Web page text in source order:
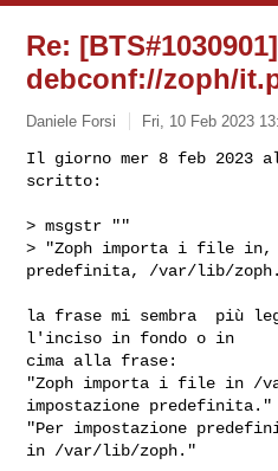
Re:
debconf://zoph/
Daniele Forsi Fri, 10 Feb 2023
Il giorno mer 8 feb 2023
scritto:
> msgstr ""
> "Zoph importa i file in,
predefinita, /var/lib/zoph.
la frase mi sembra  più
l'inciso in fondo o in
cima alla frase:
"Zoph importa i file in /
impostazione predefinita."
"Per impostazione
in /var/lib/zoph."